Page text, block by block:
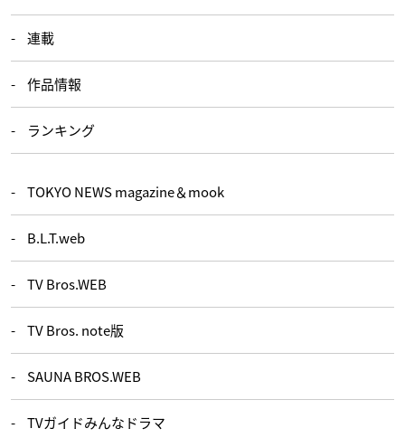
連載
作品情報
ランキング
TOKYO NEWS magazine＆mook
B.L.T.web
TV Bros.WEB
TV Bros. note版
SAUNA BROS.WEB
TVガイドみんなドラマ